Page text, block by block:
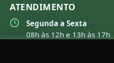
ATENDIMENTO
Segunda a Sexta
08h às 12h e 13h às 17h